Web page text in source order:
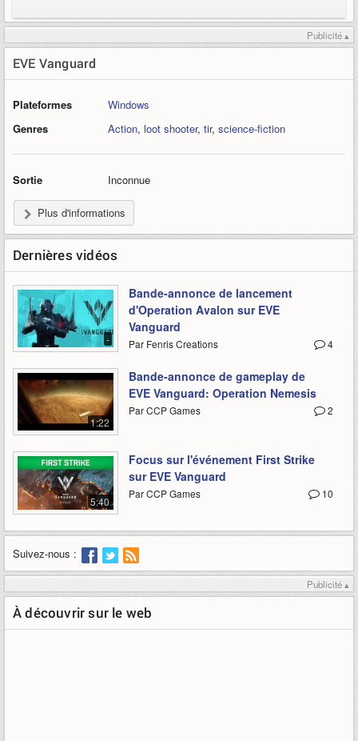
Publicité ▴
EVE Vanguard
Plateformes
Windows
Genres
Action, loot shooter, tir, science-fiction
Sortie Inconnue
Plus d'informations
Dernières vidéos
-
Bande-annonce de lancement
d'Operation Avalon sur EVE
Vanguard
4
Par Fenris Creations
1:22
Bande-annonce de gameplay de
EVE Vanguard: Operation Nemesis
2
Par CCP Games
5:40
Focus sur l'événement First Strike
sur EVE Vanguard
10
Par CCP Games
Suivez-nous :
Publicité ▴
À découvrir sur le web